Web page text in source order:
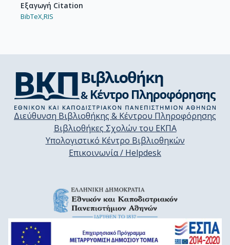
Εξαγωγή Citation
BibTeX,RIS
Διεύθυνση Βιβλιοθήκης & Κέντρου Πληροφόρησης
Βιβλιοθήκες Σχολών του ΕΚΠΑ
Υπολογιστικό Κέντρο Βιβλιοθηκών
Επικοινωνία / Helpdesk